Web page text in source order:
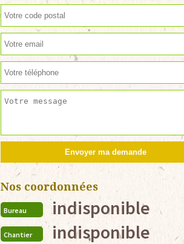
Nos coordonnées
Bureau indisponible
Chantier indisponible